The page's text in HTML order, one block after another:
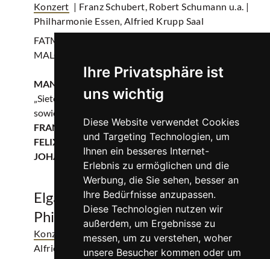
Ihre Privatsphäre ist
uns wichtig
Diese Website verwendet Cookies
und Targeting Technologien, um
Ihnen ein besseres Internet-
Erlebnis zu ermöglichen und die
Werbung, die Sie sehen, besser an
Ihre Bedürfnisse anzupassen.
Diese Technologien nutzen wir
außerdem, um Ergebnisse zu
messen, um zu verstehen, woher
unsere Besucher kommen oder um
Konzert | Franz Schubert, Robert Schumann u.a. |
Philharmonie Essen, Alfried Krupp Saal
FATMA SAID: Sopran
MALCOLM MARTINEAU: Klavier
MANUEL DE FALLA
„Siete canciones populares españolas“
sowie ausgewählte Lieder von
FRANZ SCHUBERT, ROBERT SCHUMANN,
FELIX MENDELSSOHN BARTHOLDY und
JOHANNES BRAHMS
Elgar Cellokonzert - London
Philharmonic Orchestra
Konzert | Edward Elgar u.a.
| Philharmonie Essen,
Alfried Krupp Saal